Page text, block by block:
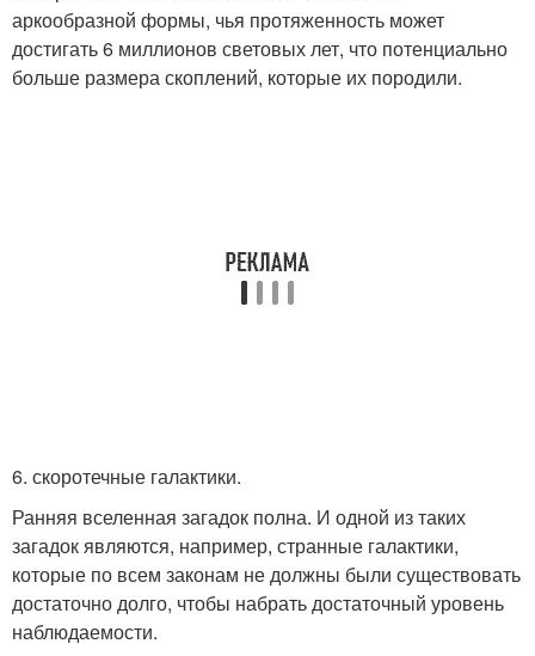
аркообразной формы, чья протяженность может
достигать 6 миллионов световых лет, что потенциально
больше размера скоплений, которые их породили.
6. скоротечные галактики.
Ранняя вселенная загадок полна. И одной из таких
загадок являются, например, странные галактики,
которые по всем законам не должны были существовать
достаточно долго, чтобы набрать достаточный уровень
наблюдаемости.